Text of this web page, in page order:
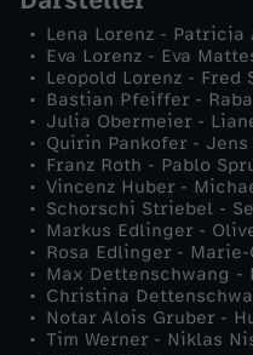
e
Lena Lorenz - Patricia
Eva Lorenz - Eva
Leopold Lorenz - Fred
Bastian Pfeiffer -
Julia Obermeier -
Quirin Pankofer - Jens
Franz Roth - Pablo
Vincenz Huber -
Schorschi Striebel -
Markus Edlinger -
Rosa Edlinger -
Max Dettenschwang -
Christina
Notar Alois Gruber -
Tim Werner - Niklas